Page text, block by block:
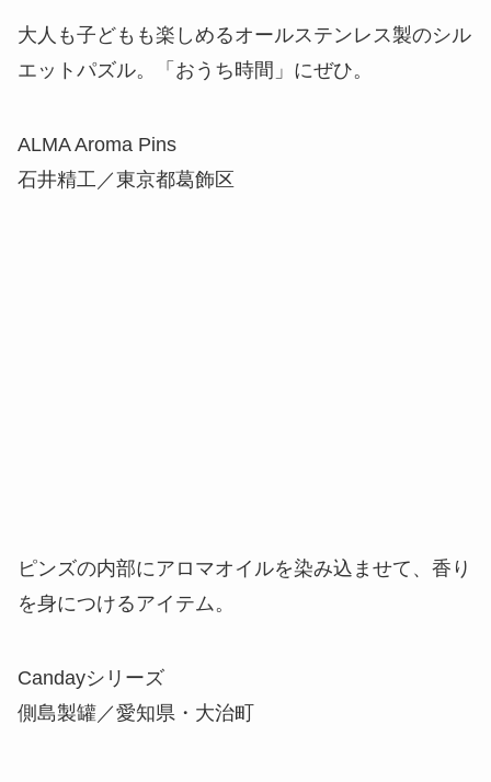
大人も子どもも楽しめるオールステンレス製のシル
エットパズル。「おうち時間」にぜひ。
ALMA Aroma Pins
石井精工／東京都葛飾区
ピンズの内部にアロマオイルを染み込ませて、香り
を身につけるアイテム。
Candayシリーズ
側島製罐／愛知県・大治町